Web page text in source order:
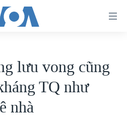
lưu vong cũng
TQ như
nhà